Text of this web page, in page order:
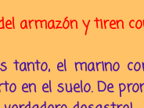
armazón y tiren
tanto, el marino
en el suelo. De